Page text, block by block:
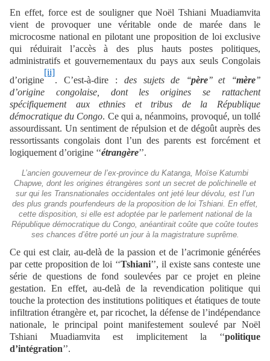
En effet, force est de souligner que Noël Tshiani Muadiamvita
vient de provoquer une véritable onde de marée dans le
microcosme national en pilotant une proposition de loi exclusive
qui réduirait l’accès à des plus hauts postes politiques,
administratifs et gouvernementaux du pays aux seuls Congolais
d’origine
[ii]
. C’est-à-dire : des sujets de ‘‘père’’ et ‘‘mère’’
d’origine congolaise, dont les origines se rattachent
spécifiquement aux ethnies et tribus de la République
démocratique du Congo. Ce qui a, néanmoins, provoqué, un tollé
assourdissant. Un sentiment de répulsion et de dégoût auprès des
ressortissants congolais dont l’un des parents est forcément et
logiquement d’origine ‘‘étrangère’’.
L’ancien gouverneur de l’ex-province du Katanga, Moïse Katumbi
Chapwe, dont les origines étrangères sont un secret de polichinelle et
sur qui les Transnationales occidentales ont jeté leur dévolu, est l’un
des plus grands pourfendeurs de la proposition de loi Tshiani. En effet,
cette disposition, si elle est adoptée par le parlement national de la
République démocratique du Congo, anéantirait coûte que coûte toutes
ses chances d’être porté un jour à la magistrature suprême.
Ce qui est clair, au-delà de la passion et de l’acrimonie générées
par cette proposition de loi ‘‘Tshiani’’, il existe sans conteste une
série de questions de fond soulevées par ce projet en pleine
gestation. En effet, au-delà de la revendication politique qui
touche la protection des institutions politiques et étatiques de toute
infiltration étrangère et, par ricochet, la défense de l’indépendance
nationale, le principal point manifestement soulevé par Noël
Tshiani Muadiamvita est implicitement la ‘‘politique
d’intégration’’.